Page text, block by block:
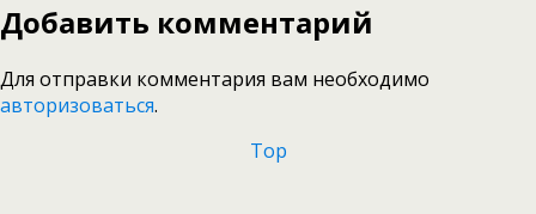
Добавить комментарий
Для отправки комментария вам необходимо
авторизоваться.
Top